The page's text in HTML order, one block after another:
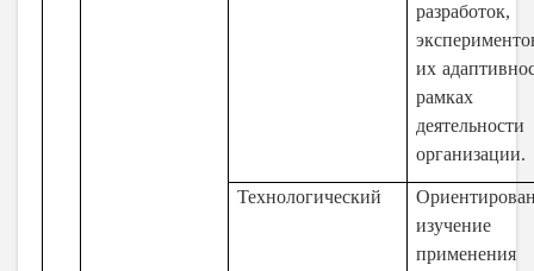
разработок,
их
рамках
деятельности
организации.
Технологический
изучение
применения